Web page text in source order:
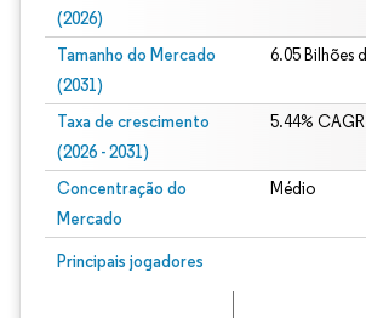
(2026)
Tamanho do Mercado
(2031)
6.05 Bilhões
Taxa de crescimento
(2026 - 2031)
5.44% CAGR
Concentração do
Mercado
Médio
Principais jogadores
Imagem © Mordor Intelligence. O reuso requer